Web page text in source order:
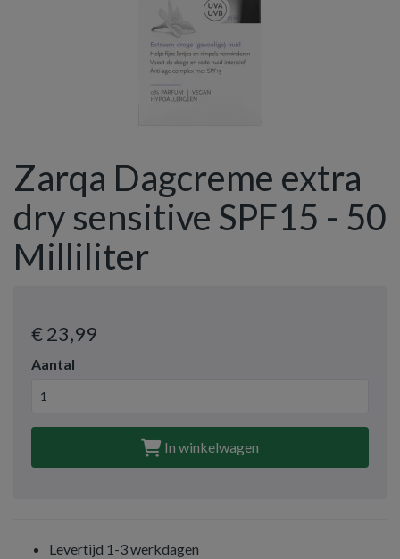
Zarqa Dagcreme extra
dry sensitive SPF15 - 50
Milliliter
€ 23,99
Aantal
In winkelwagen
Levertijd 1-3 werkdagen